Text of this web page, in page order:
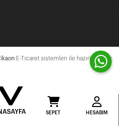
E-Ticaret sistemleri ile hazırlanmıştır.
SEPET HESABIM